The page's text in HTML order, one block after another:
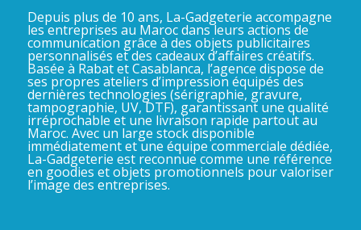
Depuis plus de 10 ans, La-Gadgeterie accompagne
les entreprises au Maroc dans leurs actions de
communication grâce à des objets publicitaires
personnalisés et des cadeaux d’affaires créatifs.
Basée à Rabat et Casablanca, l’agence dispose de
ses propres ateliers d’impression équipés des
dernières technologies (sérigraphie, gravure,
tampographie, UV, DTF), garantissant une qualité
irréprochable et une livraison rapide partout au
Maroc. Avec un large stock disponible
immédiatement et une équipe commerciale dédiée,
La-Gadgeterie est reconnue comme une référence
en goodies et objets promotionnels pour valoriser
l’image des entreprises.